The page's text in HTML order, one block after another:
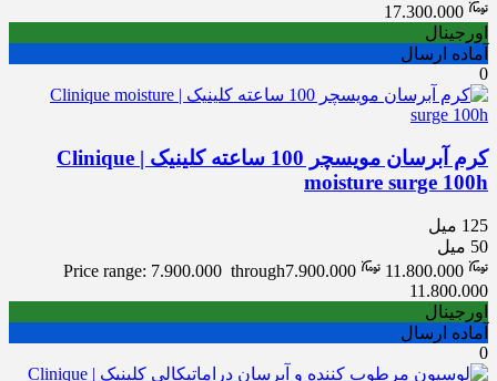
17.300.000
اورجینال
آماده ارسال
0
کرم آبرسان مویسچر 100 ساعته کلینیک | Clinique
moisture surge 100h
125 میل
50 میل
11.800.000
7.900.000
Price range: 7.900.000 through
11.800.000
اورجینال
آماده ارسال
0